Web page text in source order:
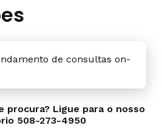
de consultas on-
procura? Ligue para o nosso
508-273-4950